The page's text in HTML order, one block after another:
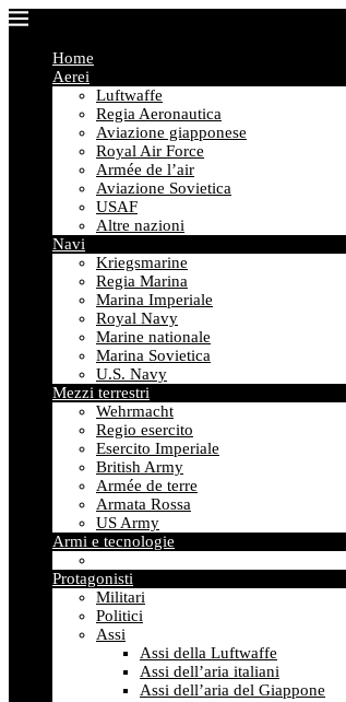
Home
Aerei
Luftwaffe
Regia Aeronautica
Aviazione giapponese
Royal Air Force
Armée de l’air
Aviazione Sovietica
USAF
Altre nazioni
Navi
Kriegsmarine
Regia Marina
Marina Imperiale
Royal Navy
Marine nationale
Marina Sovietica
U.S. Navy
Mezzi terrestri
Wehrmacht
Regio esercito
Esercito Imperiale
British Army
Armée de terre
Armata Rossa
US Army
Armi e tecnologie
Protagonisti
Militari
Politici
Assi
Assi della Luftwaffe
Assi dell’aria italiani
Assi dell’aria del Giappone